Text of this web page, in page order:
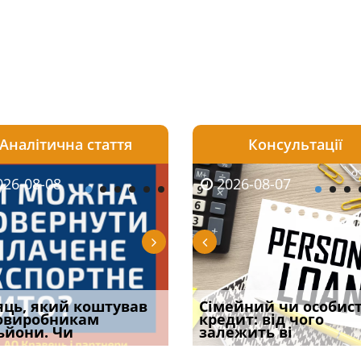
06
встановив для
шкоди
2026-08-06
Документи, на яких не
проставляється
апостиль: пер
Аналітична стаття
08-08
який коштував
Чи
2026-08-07
Огляд практики ВС від
Ростислава Кравця, що
опублі
Консультації
2026-08-05
потрібна ФОП
у 2026 році:
засто
2026-08-07
Сімейний чи
кредит: від чого
залежить ві
2026-07-30
Восьмий ААС
підтвердив, що
може скас